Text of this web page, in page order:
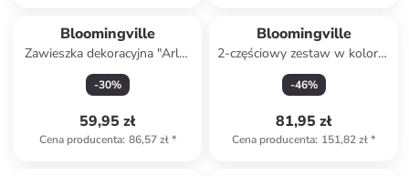
Bloomingville
Zawieszka dekoracyjna "Arlo"
w kolorze biało-czerwonym -
dł. 22 cm
-30%
59,95 zł
Cena producenta: 86,57 zł*
Bloomingville
2-częściowy zestaw w kolorze
brązowym - wys. 12 x Ø 6,5
cm
-46%
81,95 zł
Cena producenta: 151,82 zł*